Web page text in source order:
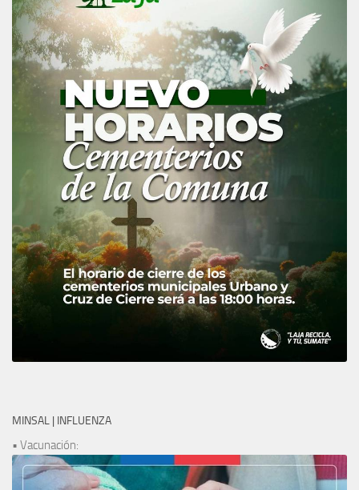
MINSAL | INFLUENZA
• Vacunación: